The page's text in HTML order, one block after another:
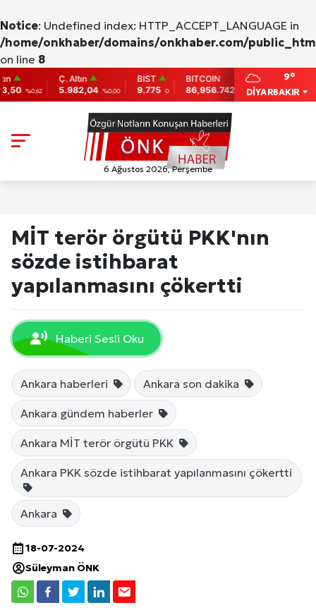
Notice: Undefined index: HTTP_ACCEPT_LANGUAGE in
/home/onkhaber/domains/onkhaber.com/
on line 8
Ç. Altın
5.982,04 %0,00
BIST
9.775
0
BITCOIN
86,956.742 -0.31
ETHEREUM
2,007.26
-0.05
DİYARBAKIR
9°
6 Ağustos 2026, Perşembe
MİT terör örgütü PKK'nın
sözde istihbarat
yapılanmasını çökertti
Haberi Sesli Oku
Ankara haberleri Ankara son dakika
Ankara gündem haberler
Ankara MİT terör örgütü PKK
Ankara PKK sözde istihbarat yapılanmasını çökertti
Ankara
18-07-2024
Süleyman ÖNK